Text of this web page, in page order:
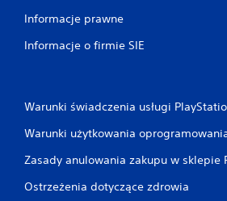
Informacje prawne
Informacje o firmie SIE
Warunki świadczenia usługi
Warunki użytkowania
Zasady anulowania zakupu w sklepie
Ostrzeżenia dotyczące zdrowia